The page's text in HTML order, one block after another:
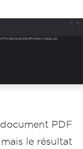
PDF
le résultat